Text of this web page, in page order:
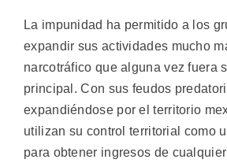
La impunidad ha permitido a los
expandir sus actividades mucho
narcotráfico que alguna vez fuera
principal. Con sus feudos
expandiéndose por el territorio
utilizan su control territorial como
para obtener ingresos de